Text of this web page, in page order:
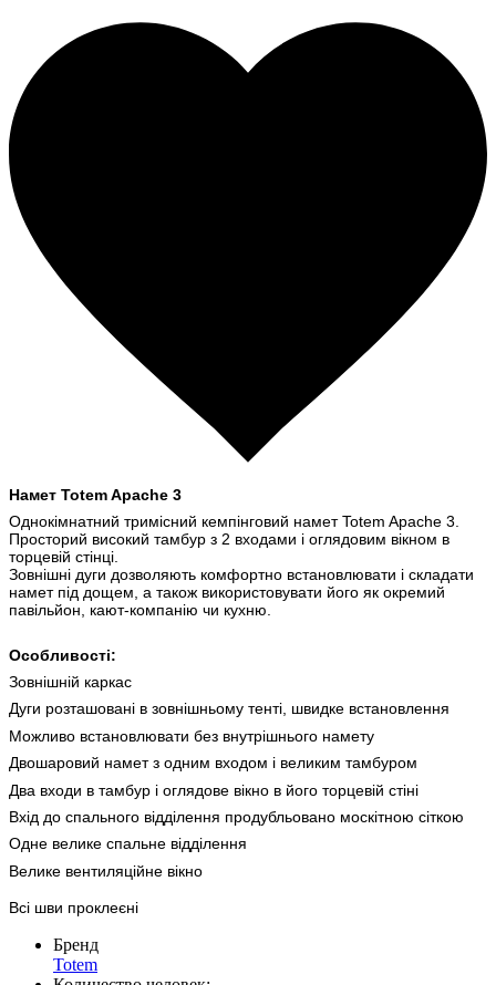
Намет Totem Apache 3
Однокімнатний тримісний кемпінговий намет Totem Apache 3.
Просторий високий тамбур з 2 входами і оглядовим вікном в
торцевій стінці.
Зовнішні дуги дозволяють комфортно встановлювати і складати
намет під дощем, а також використовувати його як окремий
павільйон, кают-компанію чи кухню.
Особливості:
Зовнішній каркас
Дуги розташовані в зовнішньому тенті, швидке встановлення
Можливо встановлювати без внутрішнього намету
Двошаровий намет з одним входом і великим тамбуром
Два входи в тамбур і оглядове вікно в його торцевій стіні
Вхід до спального відділення продубльовано москітною сіткою
Одне велике спальне відділення
Велике вентиляційне вікно
Всі шви проклеєні
Бренд
Totem